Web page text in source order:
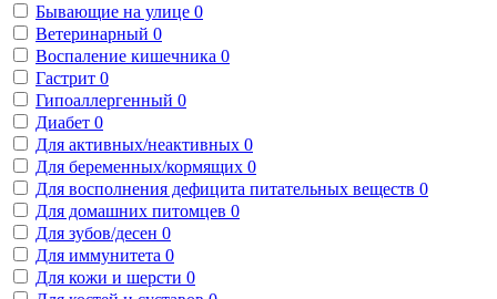
Бывающие на улице 0
Ветеринарный 0
Воспаление кишечника 0
Гастрит 0
Гипоаллергенный 0
Диабет 0
Для активных/неактивных 0
Для беременных/кормящих 0
Для восполнения дефицита питательных веществ 0
Для домашних питомцев 0
Для зубов/десен 0
Для иммунитета 0
Для кожи и шерсти 0